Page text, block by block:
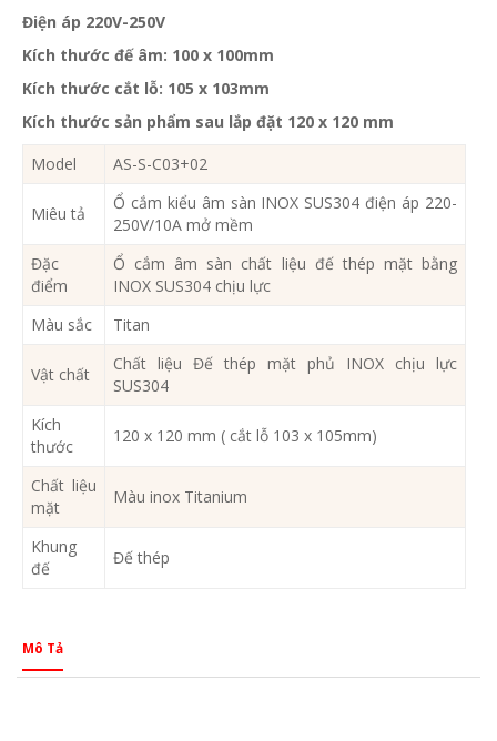
Điện áp 220V-250V
Kích thước đế âm: 100 x 100mm
Kích thước cắt lỗ: 105 x 103mm
Kích thước sản phẩm sau lắp đặt 120 x 120 mm
Model
AS-S-C03+02
Miêu tả
Ổ cắm kiểu âm sàn INOX SUS304 điện áp 220-
250V/10A mở mềm
Đặc
điểm
Ổ cắm âm sàn chất liệu đế thép mặt bằng
INOX SUS304 chịu lực
Màu sắc
Titan
Vật chất
Chất liệu Đế thép mặt phủ INOX chịu lực
SUS304
Kích
thước
120 x 120 mm ( cắt lỗ 103 x 105mm)
Chất liệu
mặt
Màu inox Titanium
Khung
đế
Đế thép
Mô Tả